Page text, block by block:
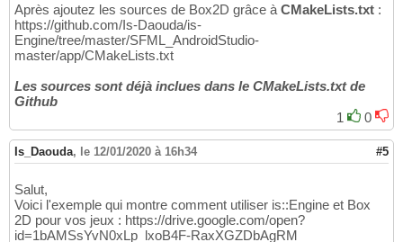
Après ajoutez les sources de Box2D grâce à CMakeLists.txt :
https://github.com/Is-Daouda/is-
Engine/tree/master/SFML_AndroidStudio-
master/app/CMakeLists.txt
Les sources sont déjà inclues dans le CMakeLists.txt de
Github
1
0
Is_Daouda, le 12/01/2020 à 16h34 #5
Salut,
Voici l'exemple qui montre comment utiliser is::Engine et Box
2D pour vos jeux : https://drive.google.com/open?
id=1bAMSsYvN0xLp_lxoB4F-RaxXGZDbAgRM